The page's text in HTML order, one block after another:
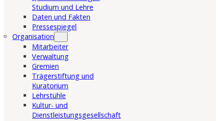
Studium und Lehre
Daten und Fakten
Pressespiegel
Organisation
Mitarbeiter
Verwaltung
Gremien
Trägerstiftung und
Kuratorium
Lehrstühle
Kultur- und
Dienstleistungsgesellschaft